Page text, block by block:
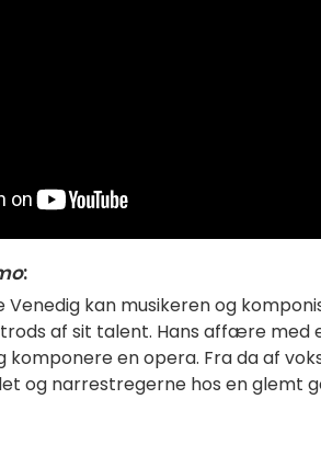
:
Venedig kan musikeren og
af sit talent. Hans affære
komponere en opera. Fra da af
og narrestregerne hos en glemt